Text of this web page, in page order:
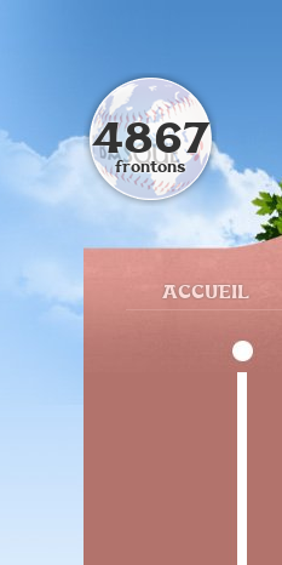
ACCUEIL
4867
frontons